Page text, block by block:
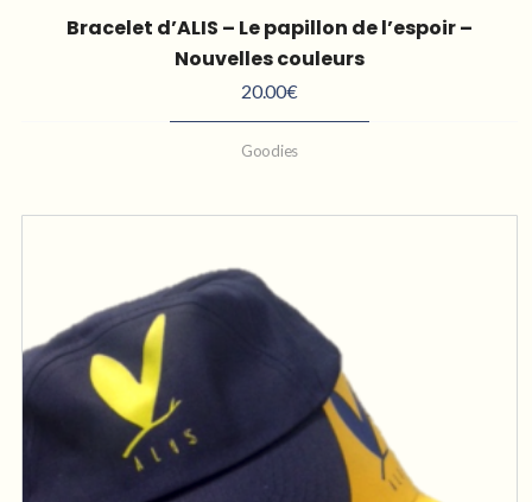
Bracelet d’ALIS – Le papillon de l’espoir –
Nouvelles couleurs
20.00€
Goodies